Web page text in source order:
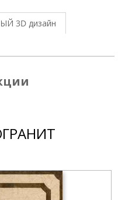
3D дизайн